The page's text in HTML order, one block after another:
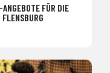
FÜR DIE